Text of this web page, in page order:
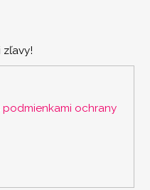
zľavy!
podmienkami ochrany